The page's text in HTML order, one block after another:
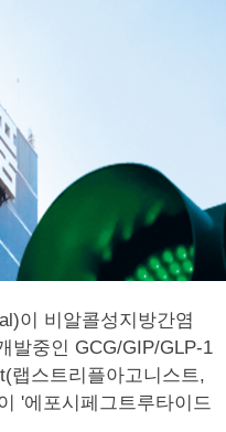
이 비알콜성지방간염
발중인 GCG/GIP/GLP-1
랩스트리플아고니스트,
'에포시페그트루타이드